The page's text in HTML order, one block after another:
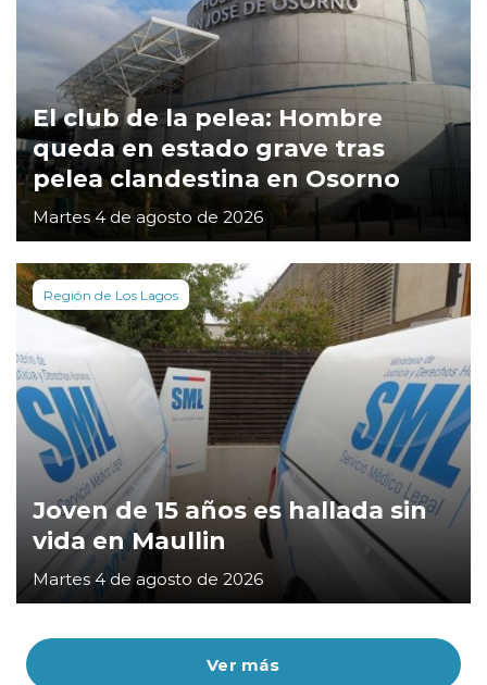
Ver más
El club de la pelea: Hombre
queda en estado grave tras
pelea clandestina en Osorno
Martes 4 de agosto de 2026
Región de Los Lagos
Joven de 15 años es hallada sin
vida en Maullin
Martes 4 de agosto de 2026